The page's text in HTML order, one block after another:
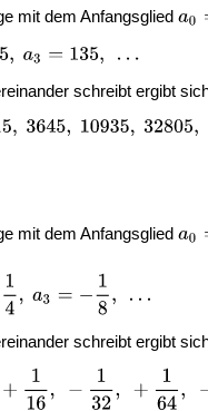
mit dem Anfangsglied
schreibt ergibt
mit dem Anfangsglied
schreibt ergibt